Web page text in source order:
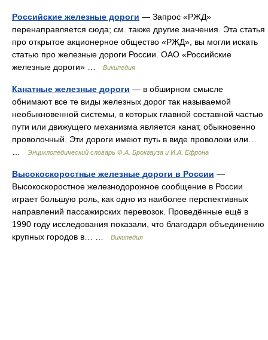
Российские железные дороги — Запрос «РЖД»
перенаправляется сюда; см. также другие значения. Эта статья
про открытое акционерное общество «РЖД», вы могли искать
статью про железные дороги России. ОАО «Российские
железные дороги» …
Википедия
Канатные железные дороги — в обширном смысле
обнимают все те виды железных дорог так называемой
необыкновенной системы, в которых главной составной частью
пути или движущего механизма является канат, обыкновенно
проволочный. Эти дороги имеют путь в виде проволоки или…
Энциклопедический словарь Ф.А. Брокгауза и И.А. Ефрона
Высокоскоростные железные дороги в России —
Высокоскоростное железнодорожное сообщение в России
играет большую роль, как одно из наиболее перспективных
направлений пассажирских перевозок. Проведённые ещё в
1990 году исследования показали, что благодаря объединению
крупных городов в… …
Википедия